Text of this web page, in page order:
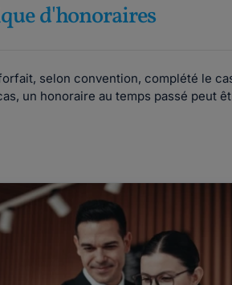
d'honoraires
selon convention, complété le
un honoraire au temps passé peut